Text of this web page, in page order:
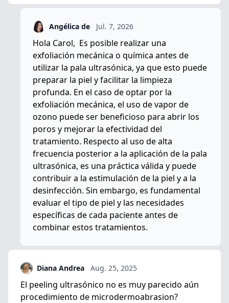
Angélica de Jul. 7, 2026
Hola Carol, Es posible realizar una
exfoliación mecánica o química antes de
utilizar la pala ultrasónica, ya que esto puede
preparar la piel y facilitar la limpieza
profunda. En el caso de optar por la
exfoliación mecánica, el uso de vapor de
ozono puede ser beneficioso para abrir los
poros y mejorar la efectividad del
tratamiento. Respecto al uso de alta
frecuencia posterior a la aplicación de la pala
ultrasónica, es una práctica válida y puede
contribuir a la estimulación de la piel y a la
desinfección. Sin embargo, es fundamental
evaluar el tipo de piel y las necesidades
específicas de cada paciente antes de
combinar estos tratamientos.
Diana Andrea Aug. 25, 2025
El peeling ultrasónico no es muy parecido aún
procedimiento de microdermoabrasion?